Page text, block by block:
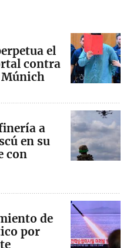
el
contra
a
en su
con
de
por